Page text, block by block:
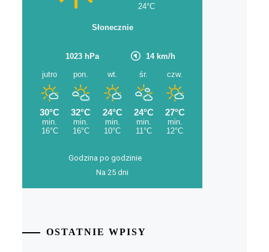
Godzina po godzinie
Na 25 dni
OSTATNIE WPISY